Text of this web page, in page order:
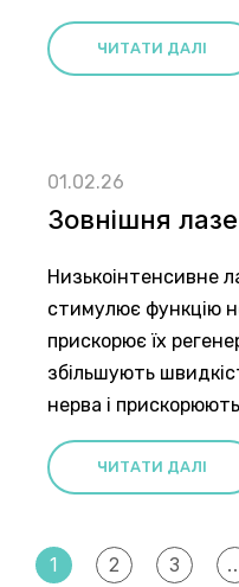
ЧИТАТИ ДАЛІ
01.02.26
Зовнішня
Низькоінтенсивне
стимулює функцію
прискорює їх
збільшують
нерва і
ЧИТАТИ ДАЛІ
1 2 3